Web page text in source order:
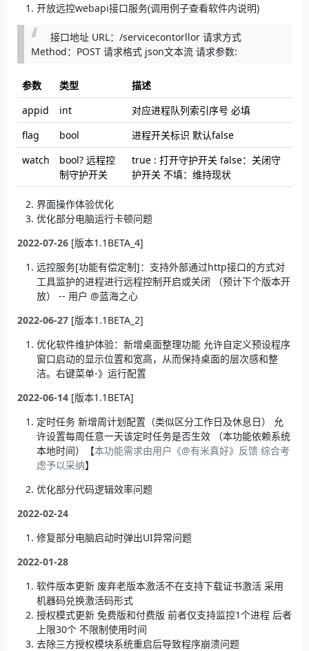
开放远控webapi接口服务(调用例子查看软件内说明)
接口地址 URL：/servicecontorllor 请求方式
Method：POST 请求格式 json文本流 请求参数:
参数 类型
描述
appid
int
对应进程队列索引序号 必填
flag
bool
进程开关标识 默认false
watch
bool? 远程控
制守护开关
true : 打开守护开关 false：关闭守
护开关 不填：维持现状
界面操作体验优化
优化部分电脑运行卡顿问题
2022-07-26[版本1.1BETA_4]
远控服务[功能有偿定制]：支持外部通过http接口的方式对
工具监护的进程进行远程控制开启或关闭 （预计下个版本开
放） -- 用户 @蓝海之心
2022-06-27[版本1.1BETA_2]
优化软件维护体验：新增桌面整理功能 允许自定义预设程序
窗口启动的显示位置和宽高，从而保持桌面的层次感和整
洁。右键菜单-》运行配置
2022-06-14[版本1.1BETA]
定时任务 新增周计划配置（类似区分工作日及休息日） 允
许设置每周任意一天该定时任务是否生效 （本功能依赖系统
本地时间）【本功能需求由用户《@有米真好》反馈 综合考
虑予以采纳】
优化部分代码逻辑效率问题
2022-02-24
修复部分电脑启动时弹出UI异常问题
2022-01-28
软件版本更新 废弃老版本激活不在支持下载证书激活 采用
机器码兑换激活码形式
授权模式更新 免费版和付费版 前者仅支持监控1个进程 后者
上限30个 不限制使用时间
去除三方授权模块系统重启后导致程序崩溃问题